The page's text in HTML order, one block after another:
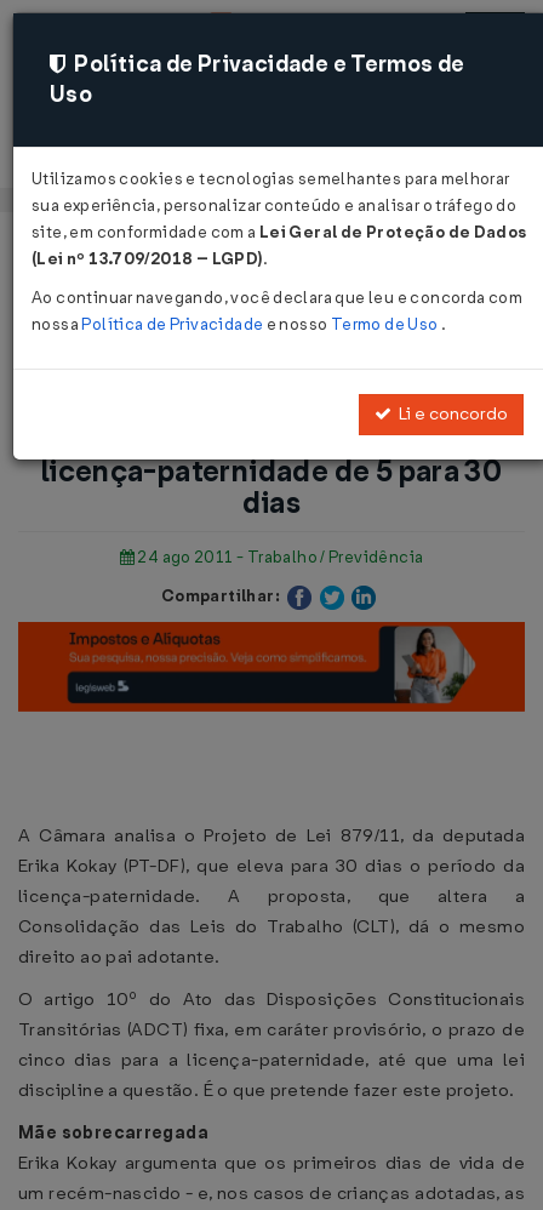
Acessar
Página Inicial
Notícias
para 30 dias...
Voltar
Licença Paternidade: Projeto eleva
licença-paternidade de 5 para 30
dias
24 ago 2011 - Trabalho / Previdência
Compartilhar:
A Câmara analisa o Projeto de Lei 879/11, da deputada
Erika Kokay (PT-DF), que eleva para 30 dias o período da
licença-paternidade. A proposta, que altera a
Consolidação das Leis do Trabalho (CLT), dá o mesmo
direito ao pai adotante.
O artigo 10º do Ato das Disposições Constitucionais
Transitórias (ADCT) fixa, em caráter provisório, o prazo de
cinco dias para a licença-paternidade, até que uma lei
discipline a questão. É o que pretende fazer este projeto.
Mãe sobrecarregada
Erika Kokay argumenta que os primeiros dias de vida de
um recém-nascido - e, nos casos de crianças adotadas, as
Política de Privacidade e Termos de
Uso
Utilizamos cookies e tecnologias semelhantes para melhorar
sua experiência, personalizar conteúdo e analisar o tráfego do
site, em conformidade com a Lei Geral de Proteção de Dados
(Lei nº 13.709/2018 – LGPD).
Ao continuar navegando, você declara que leu e concorda com
nossaPolítica de Privacidade e nosso Termo de Uso .
Li e concordo